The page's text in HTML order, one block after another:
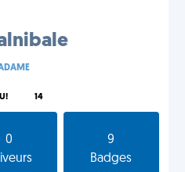
14
0
9
Badges